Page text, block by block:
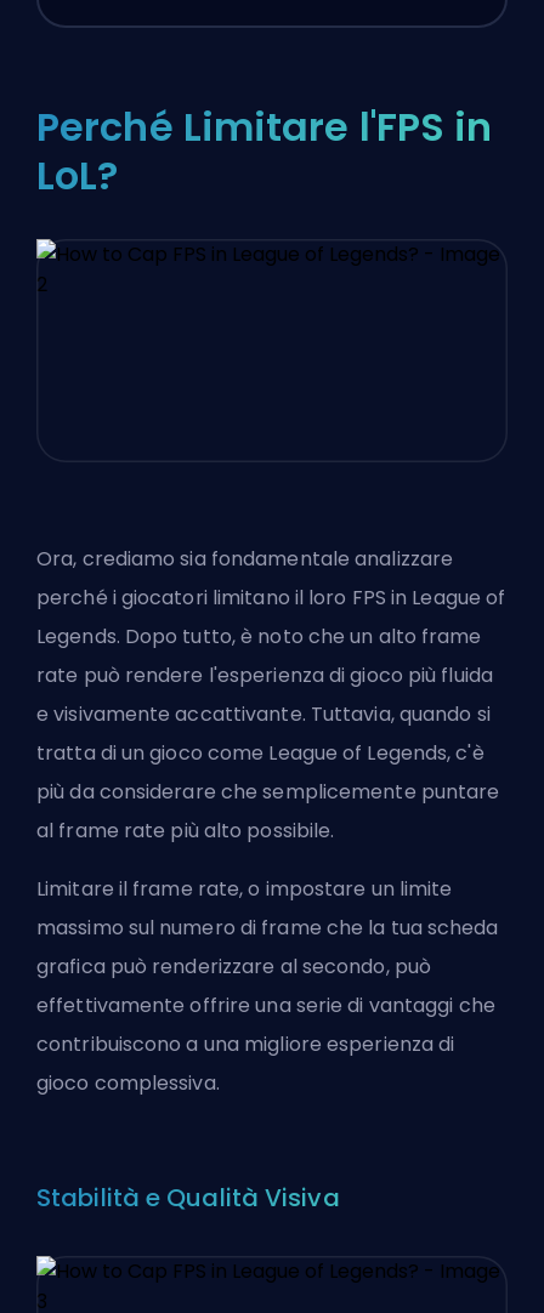
Perché Limitare l'FPS in
LoL?
Ora, crediamo sia fondamentale analizzare
perché i giocatori limitano il loro FPS in League of
Legends. Dopo tutto, è noto che un alto frame
rate può rendere l'esperienza di gioco più fluida
e visivamente accattivante. Tuttavia, quando si
tratta di un gioco come League of Legends, c'è
più da considerare che semplicemente puntare
al frame rate più alto possibile.
Limitare il frame rate, o impostare un limite
massimo sul numero di frame che la tua scheda
grafica può renderizzare al secondo, può
effettivamente offrire una serie di vantaggi che
contribuiscono a una migliore esperienza di
gioco complessiva.
Stabilità e Qualità Visiva